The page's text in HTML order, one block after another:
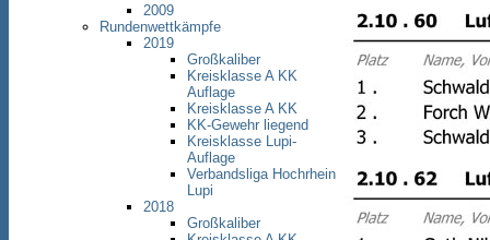
2009
Rundenwettkämpfe
2019
Großkaliber
Kreisklasse A KK
Auflage
Kreisklasse A KK
KK-Gewehr liegend
Kreisklasse Lupi-
Auflage
Verbandsliga Hochrhein
Lupi
2018
Großkaliber